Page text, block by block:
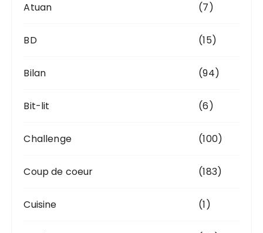
Atuan (7)
BD (15)
Bilan (94)
Bit-lit (6)
Challenge (100)
Coup de coeur (183)
Cuisine (1)